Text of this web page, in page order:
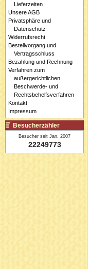
Lieferzeiten
Unsere AGB
Privatsphäre und
Datenschutz
Widerrufsrecht
Bestellvorgang und
Vertragsschluss
Bezahlung und Rechnung
Verfahren zum
außergerichtlichen
Beschwerde- und
Rechtsbehelfsverfahren
Kontakt
Impressum
Besucherzähler
Besucher seit Jan. 2007
22249773